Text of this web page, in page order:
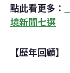
點此看更多：
境新聞七選
【歷年回顧】